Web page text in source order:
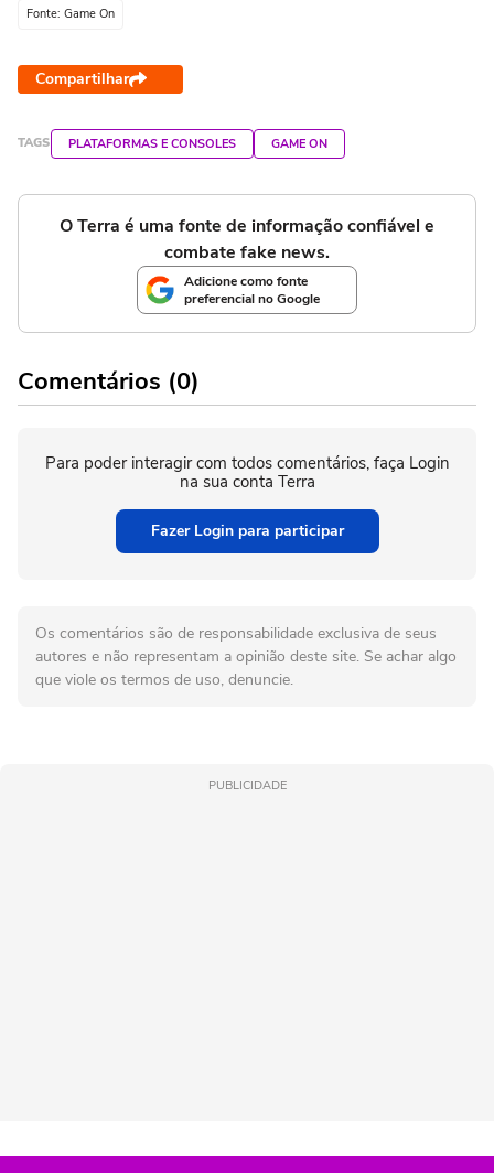
Fonte: Game On
Compartilhar
TAGS PLATAFORMAS E CONSOLES GAME ON
O Terra é uma fonte de informação confiável e
combate fake news.
Adicione como fonte
preferencial no Google
Comentários (0)
Para poder interagir com todos comentários, faça Login
na sua conta Terra
Fazer Login para participar
Os comentários são de responsabilidade exclusiva de seus
autores e não representam a opinião deste site. Se achar algo
que viole os termos de uso, denuncie.
PUBLICIDADE